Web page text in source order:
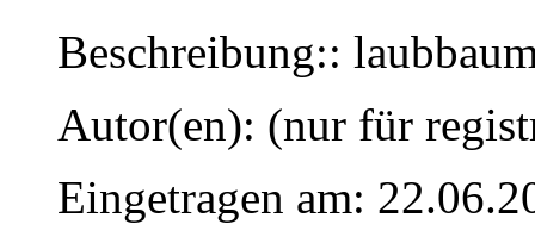
Beschreibung::
Autor(en): (nur für
Eingetragen am: